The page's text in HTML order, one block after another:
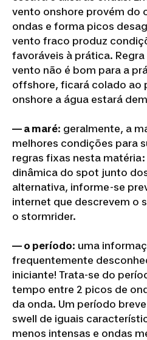
vento onshore provém do
ondas e forma picos
vento fraco produz
favoráveis à prática.
vento não é bom para a
offshore, ficará colado ao
onshore a água estará
— a maré: geralmente, a
melhores condições para
regras fixas nesta
dinâmica do spot junto
alternativa, informe-se
internet que descrevem o
o stormrider.
— o período: uma
frequentemente
iniciante! Trata-se do
tempo entre 2 picos de
da onda. Um período
swell de iguais
menos intensas e ondas